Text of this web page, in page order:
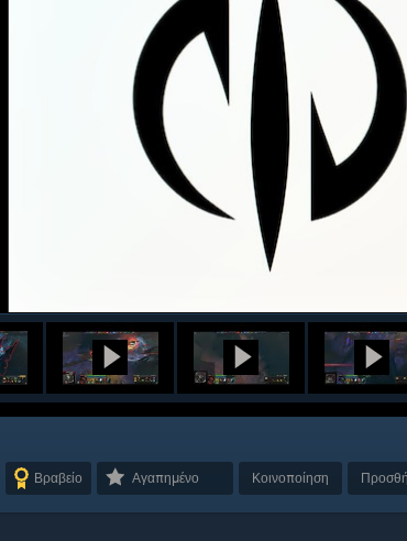
Βραβείο Αγαπημένο Κοινοποίηση